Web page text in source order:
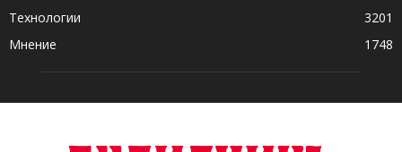
Технологии
3201
Мнение
1748